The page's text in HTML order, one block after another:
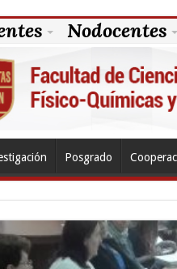
Nodocentes
Posgrado